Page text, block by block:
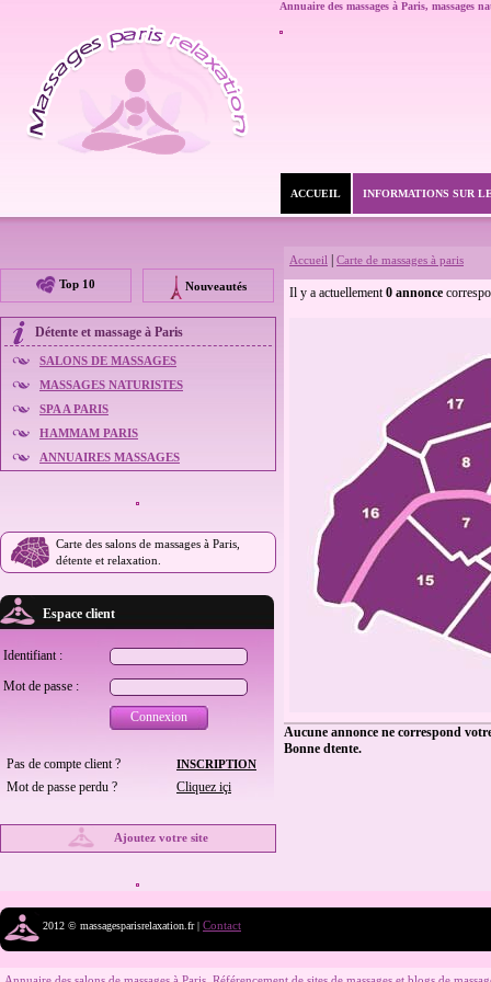
Annuaire des massages à Paris, massages
ACCUEIL INFORMATIONS SUR
Top 10 Nouveautés
Détente et massage à Paris
SALONS DE MASSAGES
MASSAGES NATURISTES
SPA A PARIS
HAMMAM PARIS
ANNUAIRES MASSAGES
Carte des salons de massages à Paris,
détente et relaxation.
Espace client
Identifiant :
Mot de passe :
Connexion
Pas de compte client ? INSCRIPTION
Mot de passe perdu ? Cliquez içi
Ajoutez votre site
Accueil Carte de massages à paris
Il y a actuellement0 annonce
Aucune annonce ne correspond
Bonne dtente.
2012 © massagesparisrelaxation.fr | Contact